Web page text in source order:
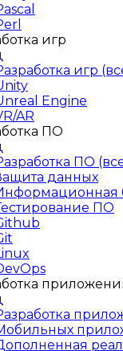
игр
игр
Engine
AR
ПО
ПО
данных
ПО